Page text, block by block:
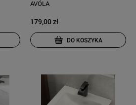
AVOLA
179,00 zł
DO KOSZYKA